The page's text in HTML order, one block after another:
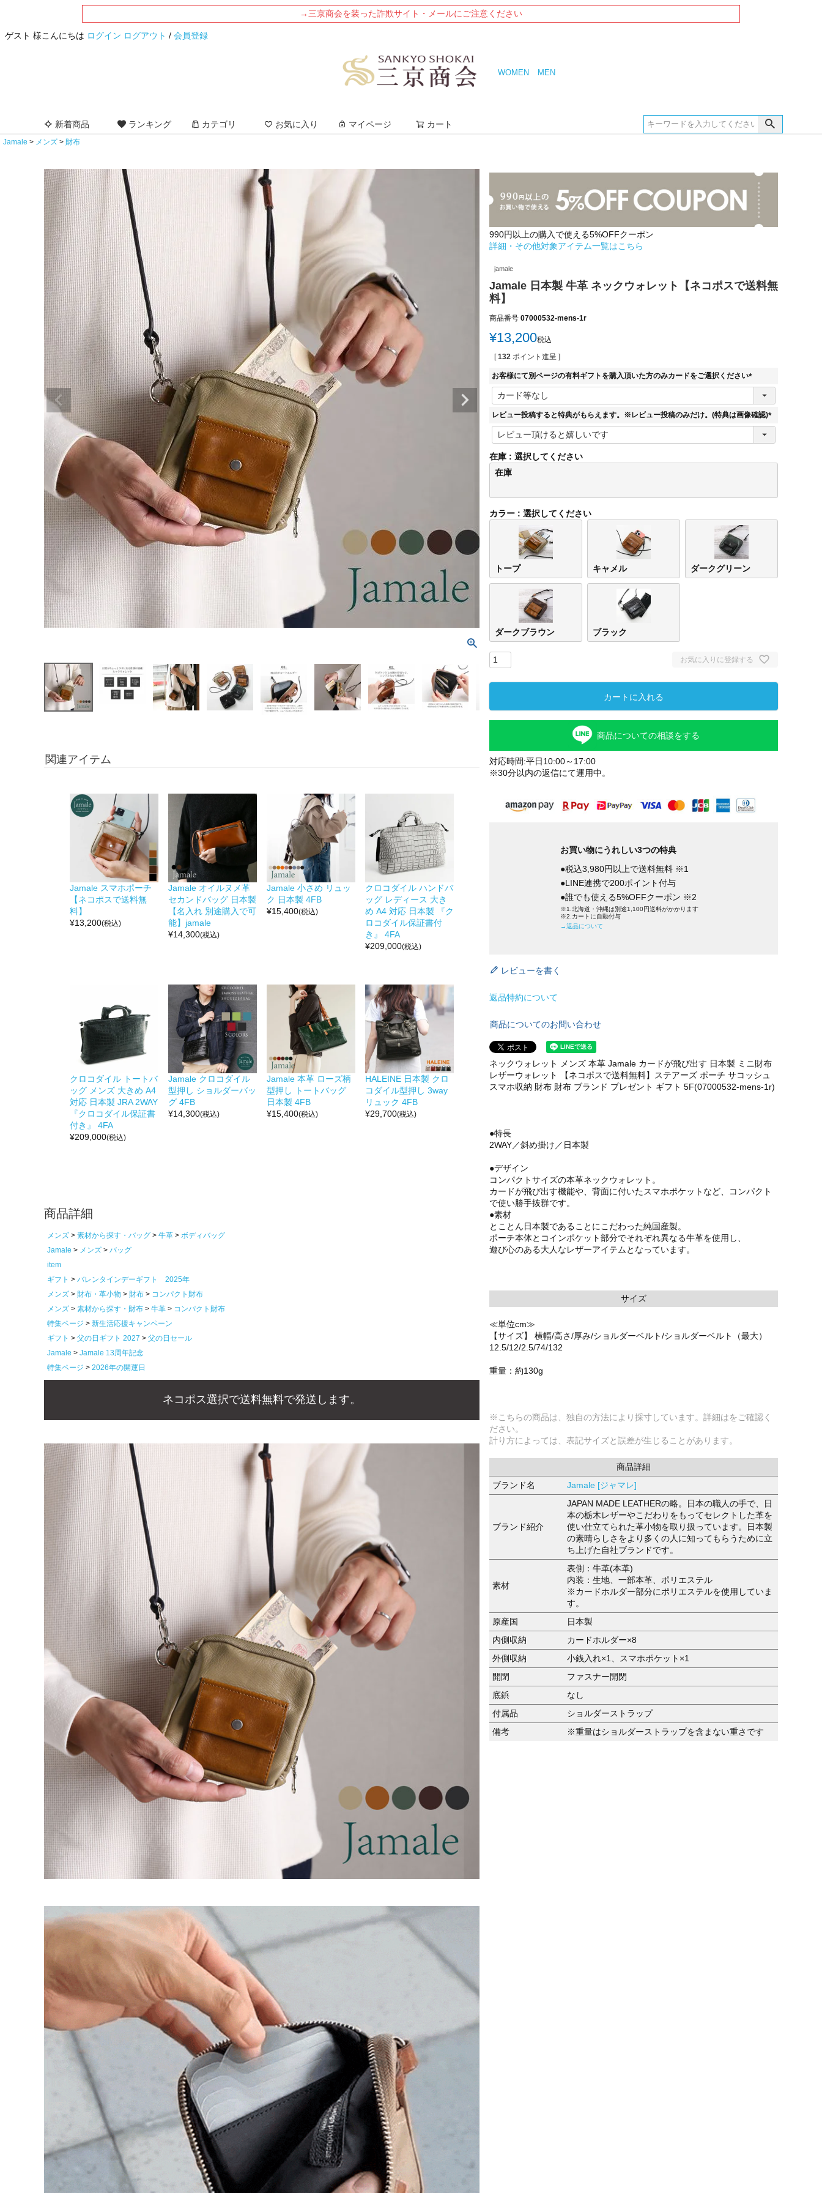
→三京商会を装った詐欺サイト・メールにご注意ください
ゲスト 様こんにちは ログイン ログアウト / 会員登録
WOMEN MEN
新着商品 ランキング カテゴリ お気に入り マイページ カート
Jamale メンズ 財布
関連アイテム
Jamale スマホポーチ
【ネコポスで送料無
料】
¥13,200(税込)
Jamale オイルヌメ革
セカンドバッグ 日本製
【名入れ 別途購入で可
能】jamale
¥14,300(税込)
Jamale 小さめ リュッ
ク 日本製 4FB
¥15,400(税込)
クロコダイル ハンドバ
ッグ レディース 大き
め A4 対応 日本製 『ク
ロコダイル保証書付
き』 4FA
¥209,000(税込)
クロコダイル トートバ
ッグ メンズ 大きめ A4
対応 日本製 JRA 2WAY
『クロコダイル保証書
付き』 4FA
¥209,000(税込)
Jamale クロコダイル
型押し ショルダーバッ
グ 4FB
¥14,300(税込)
Jamale 本革 ローズ柄
型押し トートバッグ
日本製 4FB
¥15,400(税込)
HALEINE 日本製 クロ
コダイル型押し 3way
リュック 4FB
¥29,700(税込)
商品詳細
メンズ 素材から探す・バッグ 牛革
ボディバッグ
Jamale
メンズ
バッグ
item
ギフト
バレンタインデーギフト 2025年
メンズ
財布・革小物 財布
コンパクト財布
メンズ
素材から探す・財布 牛革
コンパクト財布
特集ページ
新生活応援キャンペーン
ギフト
父の日ギフト 2027
父の日セール
Jamale
Jamale 13周年記念
特集ページ
2026年の開運日
ネコポス選択で送料無料で発送します。
990円以上の購入で使える5%OFFクーポン
詳細・その他対象アイテム一覧はこちら
jamale
Jamale 日本製 牛革 ネックウォレット【ネコポスで送料無
料】
商品番号 07000532-mens-1r
¥13,200税込
[ 132 ポイント進呈 ]
お客様にて別ページの有料ギフトを購入頂いた方のみカードをご選択ください
(
須
レビュー投稿すると特典がもらえます。※レビュー投稿のみだけ。(特典は画像確認)
(
)
在庫
選択してください
在庫
カラー 選択してください
トープ キャメル ダークグリーン
ダークブラウン ブラック
お気に入りに登録する
カートに入れる
商品についての相談をする
対応時間:平日10:00～17:00
※30分以内の返信にて運用中。
お買い物にうれしい3つの特典
●税込3,980円以上で送料無料 ※1
●LINE連携で200ポイント付与
●誰でも使える5%OFFクーポン ※2
※1.北海道・沖縄は別途1,100円送料がかかります
※2.カートに自動付与
→返品について
レビューを書く
返品特約について
商品についてのお問い合わせ
ネックウォレット メンズ 本革 Jamale カードが飛び出す 日本製 ミニ財布
レザーウォレット 【ネコポスで送料無料】ステアーズ ポーチ サコッシュ
スマホ収納 財布 財布 ブランド プレゼント ギフト 5F(07000532-mens-1r)
●特長
2WAY／斜め掛け／日本製
●デザイン
コンパクトサイズの本革ネックウォレット。
カードが飛び出す機能や、背面に付いたスマホポケットなど、コンパクト
で使い勝手抜群です。
●素材
とことん日本製であることにこだわった純国産製。
ポーチ本体とコインポケット部分でそれぞれ異なる牛革を使用し、
遊び心のある大人なレザーアイテムとなっています。
サイズ
≪単位cm≫
【サイズ】 横幅/高さ/厚み/ショルダーベルト/ショルダーベルト（最大）
12.5/12/2.5/74/132
重量：約130g
※こちらの商品は、独自の方法により採寸しています。詳細はをご確認く
ださい。
計り方によっては、表記サイズと誤差が生じることがあります。
商品詳細
ブランド名
Jamale [ジャマレ]
ブランド紹介
JAPAN MADE LEATHERの略。日本の職人の手で、日
本の栃木レザーやこだわりをもってセレクトした革を
使い仕立てられた革小物を取り扱っています。日本製
の素晴らしさをより多くの人に知ってもらうために立
ち上げた自社ブランドです。
素材
表側：牛革(本革)
内装：生地、一部本革、ポリエステル
※カードホルダー部分にポリエステルを使用していま
す。
原産国
日本製
内側収納
カードホルダー×8
外側収納
小銭入れ×1、スマホポケット×1
開閉
ファスナー開閉
底鋲
なし
付属品
ショルダーストラップ
備考
※重量はショルダーストラップを含まない重さです